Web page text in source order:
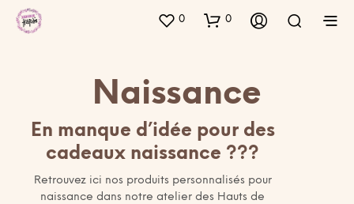
0 0
Naissance
En manque d’idée pour des
cadeaux naissance ???
Retrouvez ici nos produits personnalisés pour
naissance dans notre atelier des Hauts de